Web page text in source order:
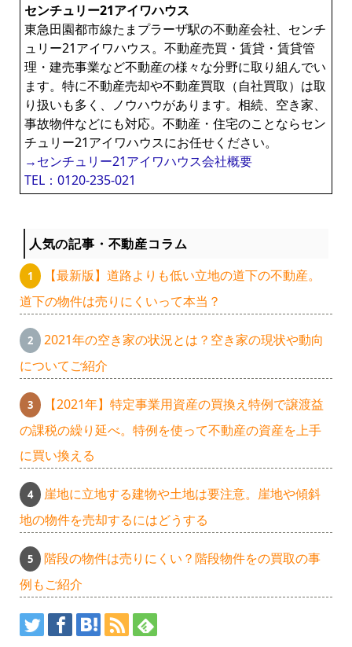
センチュリー21アイワハウス
東急田園都市線たまプラーザ駅の不動産会社、センチ
ュリー21アイワハウス。不動産売買・賃貸・賃貸管
理・建売事業など不動産の様々な分野に取り組んでい
ます。特に不動産売却や不動産買取（自社買取）は取
り扱いも多く、ノウハウがあります。相続、空き家、
事故物件などにも対応。不動産・住宅のことならセン
チュリー21アイワハウスにお任せください。
→センチュリー21アイワハウス会社概要
TEL：0120-235-021
人気の記事・不動産コラム
【最新版】道路よりも低い立地の道下の不動産。
道下の物件は売りにくいって本当？
2021年の空き家の状況とは？空き家の現状や動向
についてご紹介
【2021年】特定事業用資産の買換え特例で譲渡益
の課税の繰り延べ。特例を使って不動産の資産を上手
に買い換える
崖地に立地する建物や土地は要注意。崖地や傾斜
地の物件を売却するにはどうする
階段の物件は売りにくい？階段物件をの買取の事
例もご紹介